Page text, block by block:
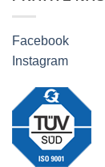
Facebook
Instagram